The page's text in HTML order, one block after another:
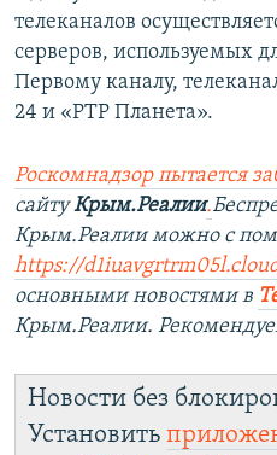
телеканалов
серверов, используемых
Первому каналу,
24 и «РТР Планета».
Роскомнадзор пытается
сайтуКрым.Реалии.
Крым.Реалии можно с
https://
основными новостями в
Крым.Реалии.
Новости без
Установить